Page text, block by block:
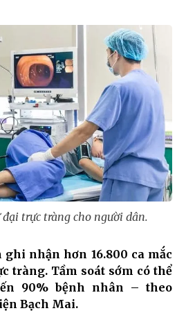
trực tràng cho người dân.
nhận hơn 16.800 ca mắc
tràng. Tầm soát sớm có thể
90% bệnh nhân – theo
Bạch Mai.